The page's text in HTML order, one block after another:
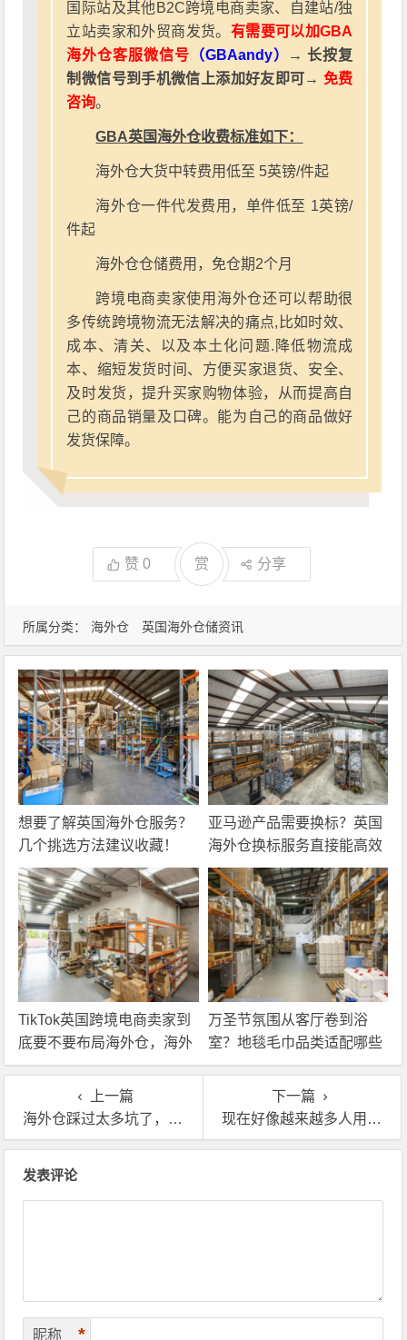
所属分类： 海外仓 英国海外仓储资讯
国际站及其他B2C跨境电商卖家、自建站/独
立站卖家和外贸商发货。 有需要可以加GBA
海外仓客服微信号 （GBAandy）
→ 长按复
制微信号到手机微信上添加好友即可→ 免费
咨询。
GBA英国海外仓收费标准如下：
海外仓大货中转费用低至 5英镑/件起
海外仓一件代发费用，单件低至 1英镑/
件起
海外仓仓储费用，免仓期2个月
跨境电商卖家使用海外仓还可以帮助很
多传统跨境物流无法解决的痛点,比如时效、
成本、清关、以及本土化问题.降低物流成
本、缩短发货时间、方便买家退货、安全、
及时发货，提升买家购物体验，从而提高自
己的商品销量及口碑。能为自己的商品做好
发货保障。
赞0 赏 分享
想要了解英国海外仓服务？
几个挑选方法建议收藏！
亚马逊产品需要换标？英国
海外仓换标服务直接能高效
解决！
TikTok英国跨境电商卖家到
底要不要布局海外仓，海外
仓优势分析！
万圣节氛围从客厅卷到浴
室？地毯毛巾品类适配哪些
海外仓服务？
上一篇
海外仓踩过太多坑了，新人卖家选英国海外仓到底要注意什么？
下一篇
现在好像越来越多人用TEMU认证英国海外仓，真的有这么好吗？
发表评论
昵称 *